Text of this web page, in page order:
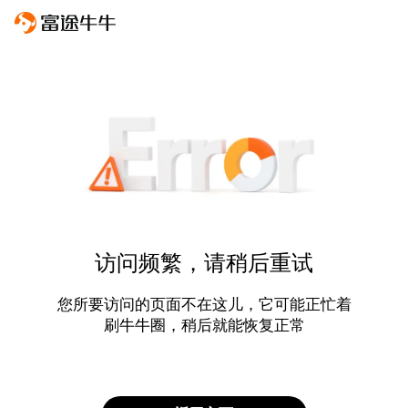
访问频繁，请稍后重试
您所要访问的页面不在这儿，它可能正忙着
刷牛牛圈，稍后就能恢复正常